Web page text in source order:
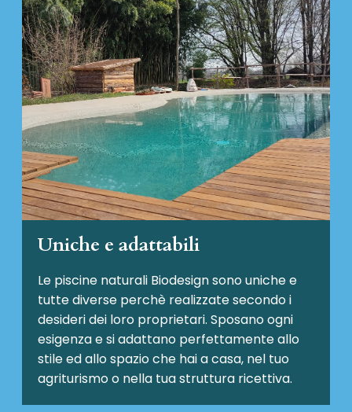
Uniche e adattabili
Le piscine naturali Biodesignsono uniche e
tutte diverse perchè realizzate secondo i
desideri dei loro proprietari. Sposano ogni
esigenza e si adattano perfettamente allo
stile ed allo spazio che hai a casa, nel tuo
agriturismo o nella tua struttura ricettiva.